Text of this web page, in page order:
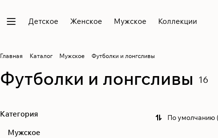
Детское Женское Мужское Коллекции
Главная Каталог Мужское Футболки и лонгсливы
Футболки и лонгсливы 16
По умолчанию
Категория
Мужское